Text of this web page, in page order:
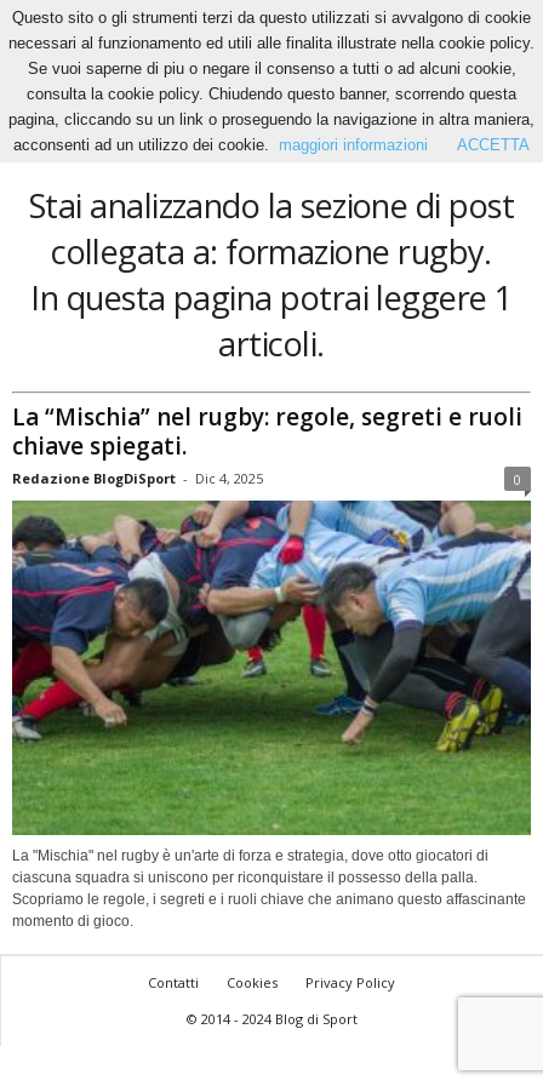
Home Tags Formazione rugby
formazione rugby
Stai analizzando la sezione di post
collegata a: formazione rugby.
In questa pagina potrai leggere 1
articoli.
La “Mischia” nel rugby: regole, segreti e ruoli
chiave spiegati.
Redazione BlogDiSport - Dic 4, 2025 0
La "Mischia" nel rugby è un'arte di forza e strategia, dove otto giocatori di
ciascuna squadra si uniscono per riconquistare il possesso della palla.
Scopriamo le regole, i segreti e i ruoli chiave che animano questo affascinante
momento di gioco.
Contatti Cookies
Privacy Policy
© 2014 - 2024 Blog di Sport
Questo sito o gli strumenti terzi da questo utilizzati si avvalgono di cookie
necessari al funzionamento ed utili alle finalita illustrate nella cookie policy.
Se vuoi saperne di piu o negare il consenso a tutti o ad alcuni cookie,
consulta la cookie policy. Chiudendo questo banner, scorrendo questa
pagina, cliccando su un link o proseguendo la navigazione in altra maniera,
acconsenti ad un utilizzo dei cookie.
maggiori informazioni ACCETTA